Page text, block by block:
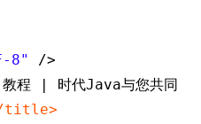
8"
/>
教程 |
时代Java与您共同
title>